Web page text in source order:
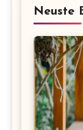
Neuste